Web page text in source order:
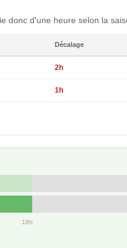
donc d'une heure selon la
Décalage
2h
1h
18h